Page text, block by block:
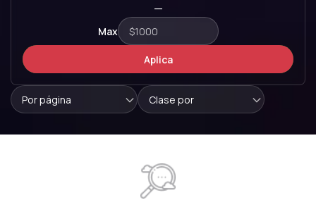
—
Max
Aplica
Por página Clase por